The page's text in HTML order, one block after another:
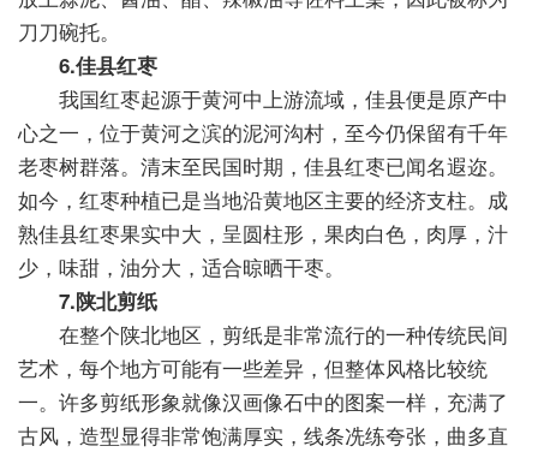
刀刀碗托。
6.佳县红枣
我国红枣起源于黄河中上游流域，佳县便是原产中
心之一，位于黄河之滨的泥河沟村，至今仍保留有千年
老枣树群落。清末至民国时期，佳县红枣已闻名遐迩。
如今，红枣种植已是当地沿黄地区主要的经济支柱。成
熟佳县红枣果实中大，呈圆柱形，果肉白色，肉厚，汁
少，味甜，油分大，适合晾晒干枣。
7.陕北剪纸
在整个陕北地区，剪纸是非常流行的一种传统民间
艺术，每个地方可能有一些差异，但整体风格比较统
一。许多剪纸形象就像汉画像石中的图案一样，充满了
古风，造型显得非常饱满厚实，线条冼练夸张，曲多直